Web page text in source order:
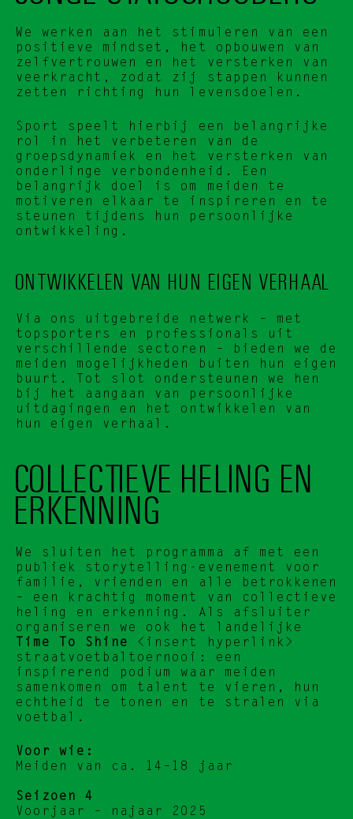
We werken aan het stimuleren van een
positieve mindset, het opbouwen van
zelfvertrouwen en het versterken van
veerkracht, zodat zij stappen kunnen
zetten richting hun levensdoelen.
Sport speelt hierbij een belangrijke
rol in het verbeteren van de
groepsdynamiek en het versterken van
onderlinge verbondenheid. Een
belangrijk doel is om meiden te
motiveren elkaar te inspireren en te
steunen tijdens hun persoonlijke
ontwikkeling.
ONTWIKKELEN VAN HUN EIGEN VERHAAL
Via ons uitgebreide netwerk – met
topsporters en professionals uit
verschillende sectoren – bieden we de
meiden mogelijkheden buiten hun eigen
buurt. Tot slot ondersteunen we hen
bij het aangaan van persoonlijke
uitdagingen en het ontwikkelen van
hun eigen verhaal.
COLLECTIEVE HELING EN
ERKENNING
We sluiten het programma af met een
publiek storytelling-evenement voor
familie, vrienden en alle betrokkenen
– een krachtig moment van collectieve
heling en erkenning. Als afsluiter
Time To Shine
<insert hyperlink>
straatvoetbaltoernooi: een
inspirerend podium waar meiden
samenkomen om talent te vieren, hun
echtheid te tonen en te stralen via
voetbal.
Voor wie:
Meiden van ca. 14–18 jaar
Seizoen 4
Voorjaar – najaar 2025